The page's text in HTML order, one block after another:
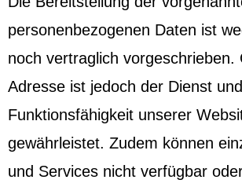
personenbezogenen Daten ist
noch vertraglich vorgeschrieben.
Adresse ist jedoch der Dienst
Funktionsfähigkeit unserer
gewährleistet. Zudem können
und Services nicht verfügbar